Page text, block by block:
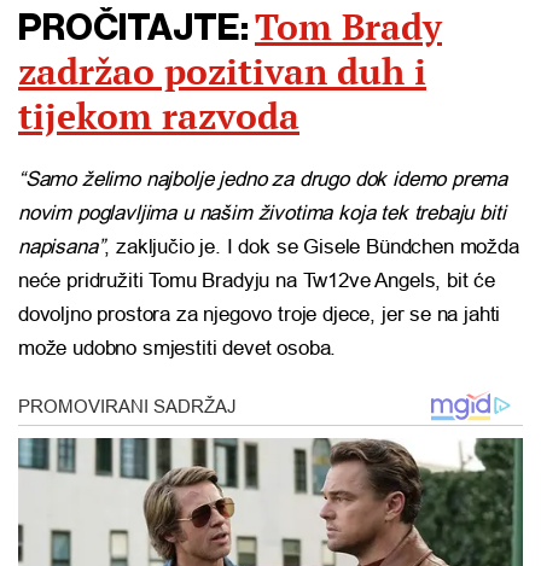
PROČITAJTE: Tom Brady
zadržao pozitivan duh i
tijekom razvoda
“Samo želimo najbolje jedno za drugo dok idemo prema
novim poglavljima u našim životima koja tek trebaju biti
napisana”, zaključio je. I dok se Gisele Bündchen možda
neće pridružiti Tomu Bradyju na Tw12ve Angels, bit će
dovoljno prostora za njegovo troje djece, jer se na jahti
može udobno smjestiti devet osoba.